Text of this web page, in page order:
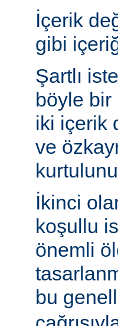
İçerik
gibi
Şartlı
böyle bir
iki içerik
ve
İkinci
koşullu
önemli
bu